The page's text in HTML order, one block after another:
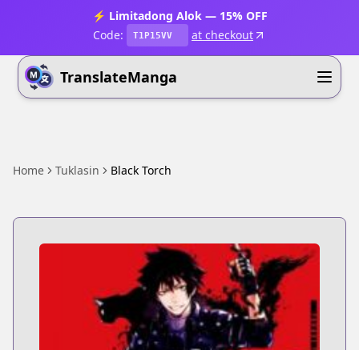
⚡ Limitadong Alok — 15% OFF
Code:
T1P15VV at checkout
TranslateManga
Home Tuklasin Black Torch